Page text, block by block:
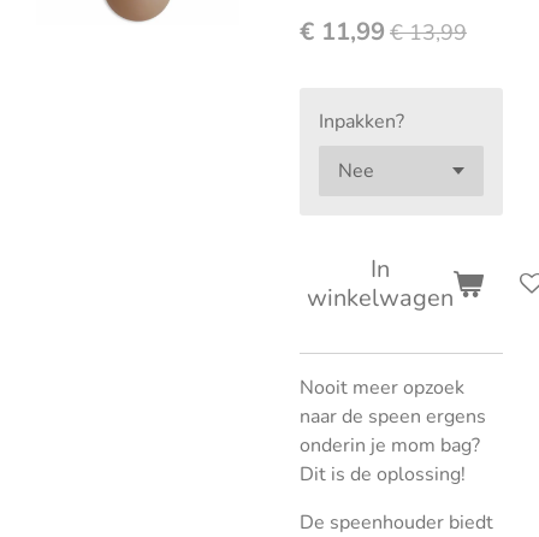
€ 11,99 € 13,99
Inpakken?
In
winkelwagen
Nooit meer opzoek
naar de speen ergens
onderin je mom bag?
Dit is de oplossing!
De speenhouder biedt